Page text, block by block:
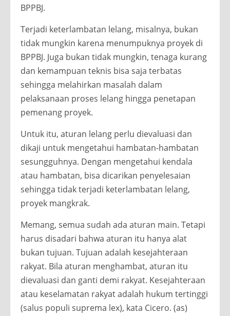
BPPBJ.
Terjadi keterlambatan lelang, misalnya, bukan
tidak mungkin karena menumpuknya proyek di
BPPBJ. Juga bukan tidak mungkin, tenaga kurang
dan kemampuan teknis bisa saja terbatas
sehingga melahirkan masalah dalam
pelaksanaan proses lelang hingga penetapan
pemenang proyek.
Untuk itu, aturan lelang perlu dievaluasi dan
dikaji untuk mengetahui hambatan-hambatan
sesungguhnya. Dengan mengetahui kendala
atau hambatan, bisa dicarikan penyelesaian
sehingga tidak terjadi keterlambatan lelang,
proyek mangkrak.
Memang, semua sudah ada aturan main. Tetapi
harus disadari bahwa aturan itu hanya alat
bukan tujuan. Tujuan adalah kesejahteraan
rakyat. Bila aturan menghambat, aturan itu
dievaluasi dan ganti demi rakyat. Kesejahteraan
atau keselamatan rakyat adalah hukum tertinggi
(salus populi suprema lex), kata Cicero. (as)